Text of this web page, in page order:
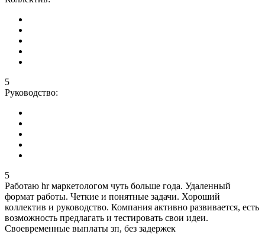
5
Руководство:
5
Работаю hr маркетологом чуть больше года. Удаленный
формат работы. Четкие и понятные задачи. Хороший
коллектив и руководство. Компания активно развивается, есть
возможность предлагать и тестировать свои идеи.
Своевременные выплаты зп, без задержек